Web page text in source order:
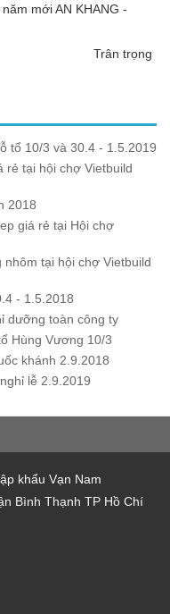
mới AN KHANG -
Trân trọng
tổ 10/3 và 30.4 - 1.5.2019
rẻ tại hội chợ Vietbuild
2018
giá rẻ tại Hội chợ
tại hội chợ Vietbuild
- 1.5.2018
dưỡng toàn công ty
Hùng Vương 10/3
khánh 2.9.2018
lễ 2.9.2019
khẩu Vạn Nam
Bình Thạnh TP Hồ Chí